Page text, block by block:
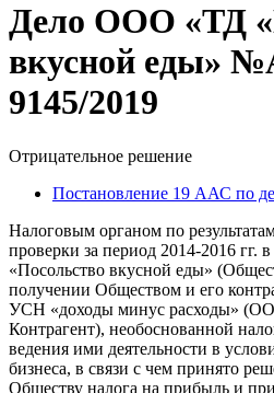
Дело ООО «ТД
вкусной еды»
9145/2019
Отрицательное решение
Постановление 19 ААС по
Налоговым органом по
проверки за период 2014-2016
«Посольство вкусной еды»
получении Обществом и его
УСН «доходы минус расходы»
Контрагент), необоснованной
ведения ими деятельности в
бизнеса, в связи с чем принято
Обществу налога на прибыль и